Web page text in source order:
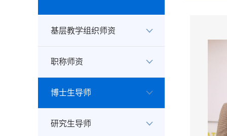
基层教学组织师资
职称师资
博士生导师
研究生导师